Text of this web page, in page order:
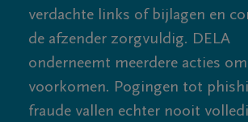
verdachte links of bijlagen en
de afzender zorgvuldig. DELA
onderneemt meerdere acties
voorkomen. Pogingen tot
fraude vallen echter nooit